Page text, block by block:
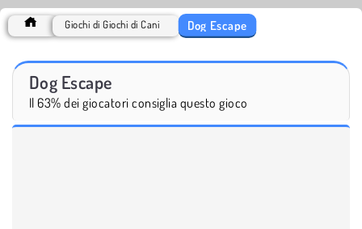
Giochi di Giochi di Cani Dog Escape
Dog Escape
Il 63% dei giocatori consiglia questo gioco